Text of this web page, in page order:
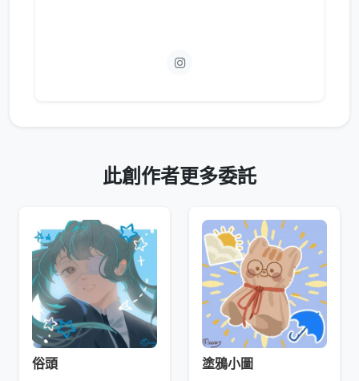
此創作者更多委託
俗頭 塗鴉小圖